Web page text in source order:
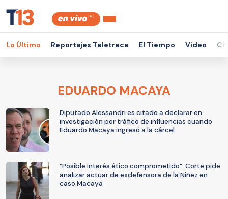
Lo Último Reportajes Teletrece El Tiempo Video
EDUARDO MACAYA
Diputado Alessandri es citado a declarar en
investigación por tráfico de influencias cuando
Eduardo Macaya ingresó a la cárcel
“Posible interés ético comprometido”: Corte pide
analizar actuar de exdefensora de la Niñez en
caso Macaya